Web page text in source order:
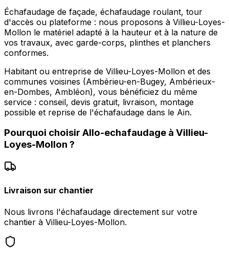
Échafaudage de façade, échafaudage roulant, tour
d'accès ou plateforme : nous proposons à Villieu-Loyes-
Mollon le matériel adapté à la hauteur et à la nature de
vos travaux, avec garde-corps, plinthes et planchers
conformes.
Habitant ou entreprise de Villieu-Loyes-Mollon et des
communes voisines (Ambérieu-en-Bugey, Ambérieux-
en-Dombes, Ambléon), vous bénéficiez du même
service : conseil, devis gratuit, livraison, montage
possible et reprise de l'échafaudage dans le Ain.
Pourquoi choisir Allo-echafaudage à Villieu-
Loyes-Mollon ?
Livraison sur chantier
Nous livrons l'échafaudage directement sur votre
chantier à Villieu-Loyes-Mollon.